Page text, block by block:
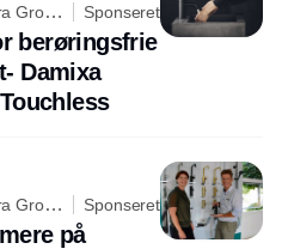
Group
Sponseret
berøringsfrie
Damixa
Group
Sponseret
på